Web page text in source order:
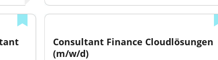
Consultant Finance Cloudlösungen
(m/w/d)